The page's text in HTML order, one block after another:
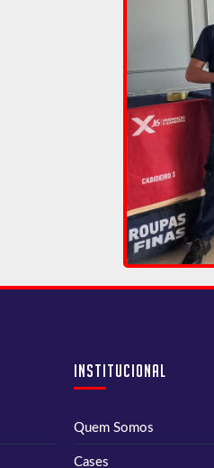
Institucional
Quem Somos
Cases